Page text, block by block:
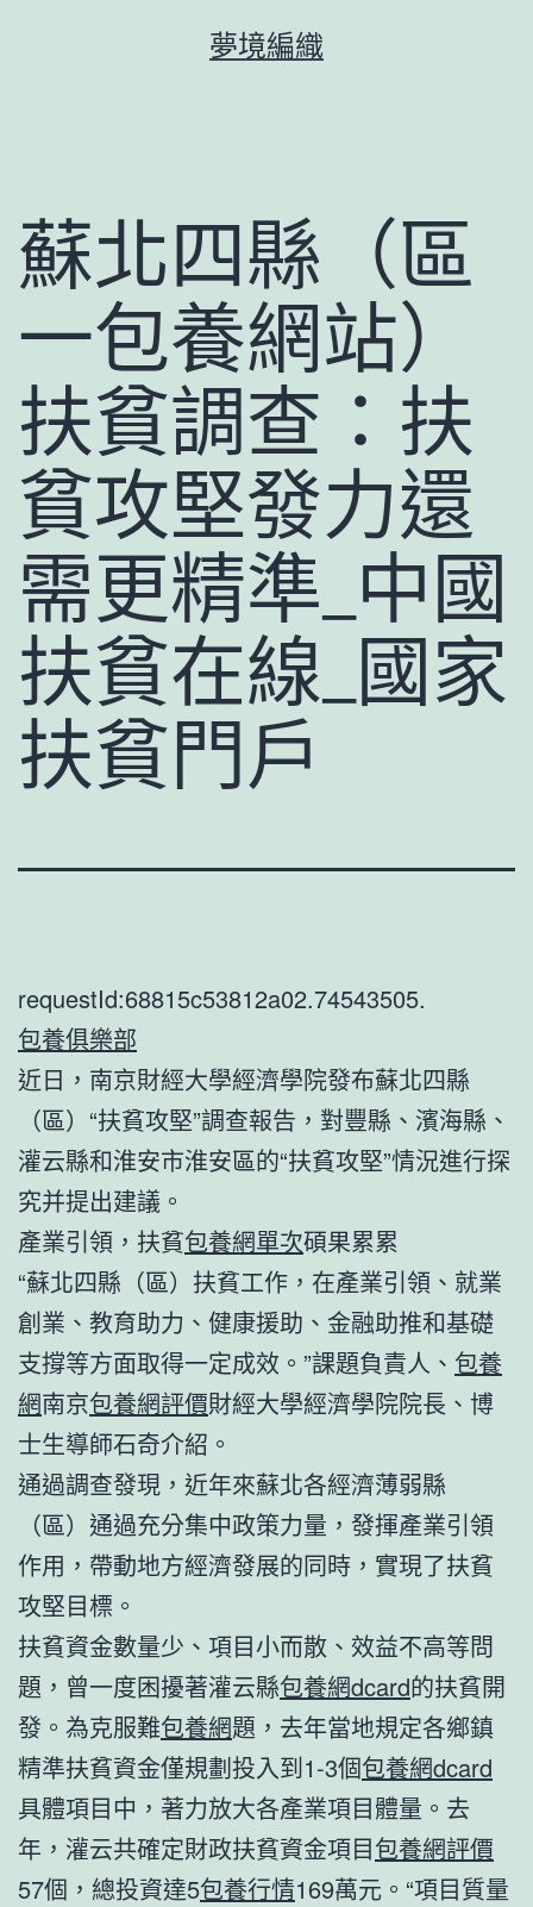
夢境編織
蘇北四縣（區
一包養網站）
扶貧調查：扶
貧攻堅發力還
需更精準_中國
扶貧在線_國家
扶貧門戶
requestId:68815c53812a02.74543505.
包養俱樂部
近日，南京財經大學經濟學院發布蘇北四縣
（區）“扶貧攻堅”調查報告，對豐縣、濱海縣、
灌云縣和淮安市淮安區的“扶貧攻堅”情況進行探
究并提出建議。
產業引領，扶貧包養網單次碩果累累
“蘇北四縣（區）扶貧工作，在產業引領、就業
創業、教育助力、健康援助、金融助推和基礎
支撐等方面取得一定成效。”課題負責人、 包養
網南京包養網評價財經大學經濟學院院長、博
士生導師石奇介紹。
通過調查發現，近年來蘇北各經濟薄弱縣
（區）通過充分集中政策力量，發揮產業引領
作用，帶動地方經濟發展的同時，實現了扶貧
攻堅目標。
扶貧資金數量少、項目小而散、效益不高等問
題，曾一度困擾著灌云縣包養網dcard的扶貧開
發。為克服難包養網題，去年當地規定各鄉鎮
精準扶貧資金僅規劃投入到1-3個包養網dcard
具體項目中，著力放大各產業項目體量。去
年，灌云共確定財政扶貧資金項目包養網評價
57個，總投資達5包養行情169萬元。“項目質量